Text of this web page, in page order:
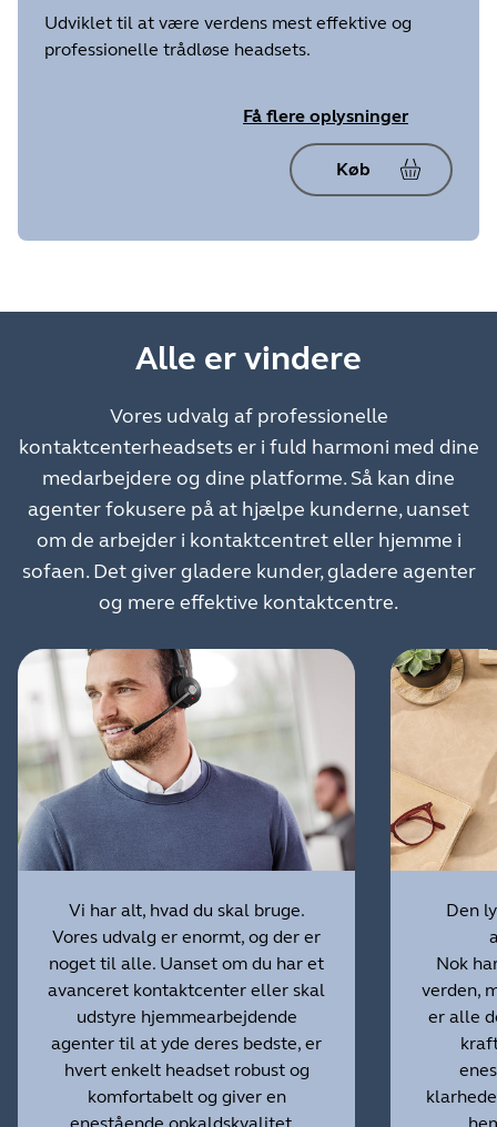
Udviklet til at være verdens mest effektive og
professionelle trådløse headsets.
Få flere oplysninger
Køb
Alle er vindere
Vores udvalg af professionelle
kontaktcenterheadsets er i fuld harmoni med dine
medarbejdere og dine platforme. Så kan dine
agenter fokusere på at hjælpe kunderne, uanset
om de arbejder i kontaktcentret eller hjemme i
sofaen. Det giver gladere kunder, gladere agenter
og mere effektive kontaktcentre.
Vi har alt, hvad du skal bruge.
Vores udvalg er enormt, og der er
noget til alle. Uanset om du har et
avanceret kontaktcenter eller skal
udstyre hjemmearbejdende
agenter til at yde deres bedste, er
hvert enkelt headset robust og
komfortabelt og giver en
Den
Nok
verden,
er alle